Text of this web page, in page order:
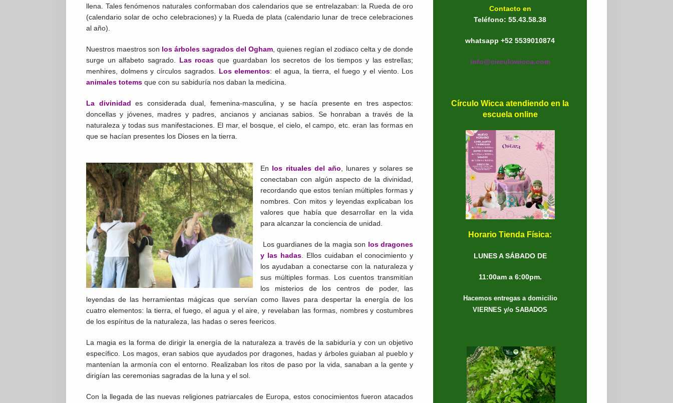
llena. Tales fenómenos naturales conformaban dos calendarios que se entrelazaban: la Rueda de oro
(calendario solar de ocho celebraciones) y la Rueda de plata (calendario lunar de trece celebraciones
al año).
Nuestros maestros son los árboles sagrados del Ogham, quienes regían el zodiaco celta y de donde
surge un alfabeto sagrado. Las rocas que guardaban los secretos de los tiempos y las estrellas;
menhires, dolmens y círculos sagrados. Los elementos: el agua, la tierra, el fuego y el viento. Los
animales totems que con su sabiduría nos daban la medicina.
La divinidad es considerada dual, femenina-masculina, y se hacía presente en tres aspectos:
doncellas y jóvenes, madres y padres, ancianos y ancianas sabios. Se honraban a través de la
naturaleza y todas sus manifestaciones. El mar, el bosque, el cielo, el campo, etc. eran las formas en
que se hacían presentes los Dioses en la tierra.
En los rituales del año, lunares y solares se
conectaban con algún aspecto de la divinidad,
recordando que estos tenían múltiples formas y
nombres. Con mitos y leyendas explicaban los
valores que había que desarrollar en la vida
para alcanzar la conciencia de unidad.
Los guardianes de la magia son los dragones
y las hadas. Ellos cuidaban el conocimiento y
los ayudaban a conectarse con la naturaleza y
sus múltiples formas. Los cuentos transmitían
los misterios de los centros de poder, las
leyendas de las herramientas mágicas que servían como llaves para despertar la energía de los
cuatro elementos: la tierra, el fuego, el agua y el aire, y revelaban las formas, nombres y costumbres
de los espíritus de la naturaleza, las hadas o seres feericos.
La magia es la forma de dirigir la energía de la naturaleza a través de la sabiduría y con un objetivo
específico. Los magos, eran sabios que ayudados por dragones, hadas y árboles guiaban al pueblo y
mantenían la armonía con el entorno. Realizaban los ritos de paso por la vida, sanaban a la gente y
dirigían las ceremonias sagradas de la luna y el sol.
Con la llegada de las nuevas religiones patriarcales de Europa, estos conocimientos fueron atacados
Contacto en
Teléfono: 55.43.58.38
whatsapp +52 5539010874
info@circulowicca.com
Círculo Wicca atendiendo en la
escuela online
Horario Tienda Física:
LUNES A SÁBADO DE
11:00am a 6:00pm.
Hacemos entregas a domicilio
VIERNES y/o SABADOS